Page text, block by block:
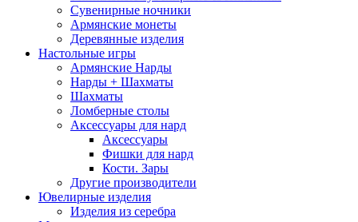
Сувенирные ночники
Армянские монеты
Деревянные изделия
Настольные игры
Армянские Нарды
Нарды + Шахматы
Шахматы
Ломберные столы
Аксессуары для нард
Аксессуары
Фишки для нард
Кости. Зары
Другие производители
Ювелирные изделия
Изделия из серебра